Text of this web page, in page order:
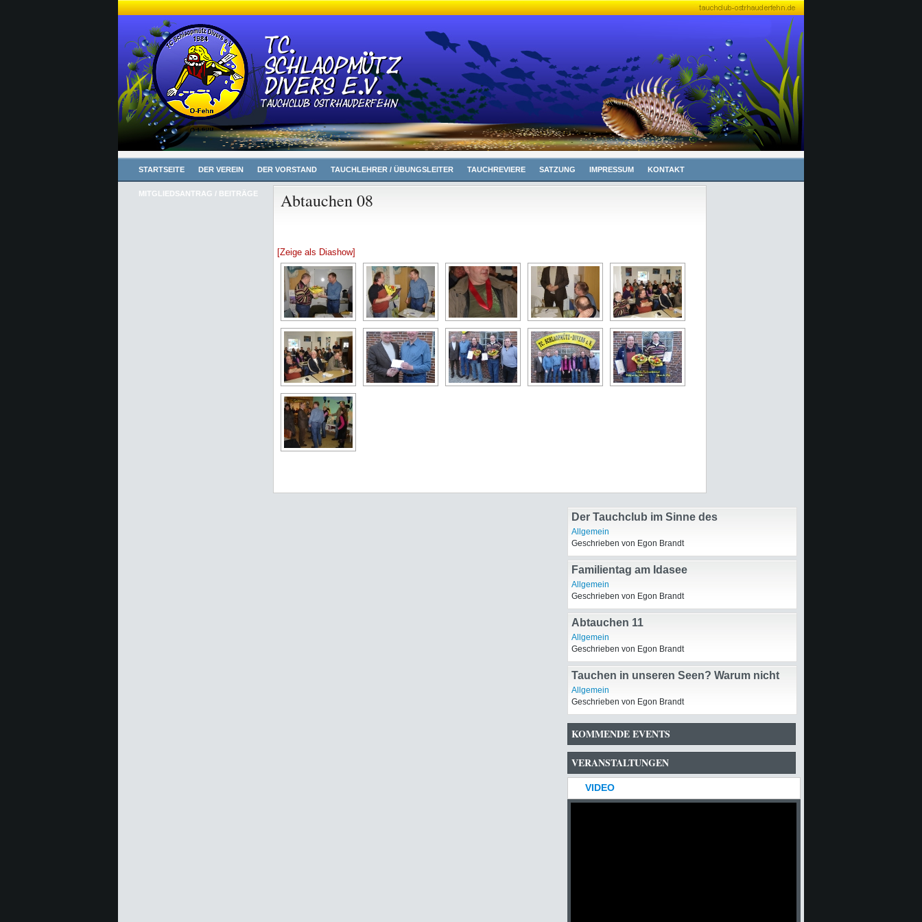
STARTSEITE DER VEREIN DER VORSTAND TAUCHLEHRER / ÜBUNGSLEITER TAUCHREVIERE SATZUNG IMPRESSUM KONTAKT
MITGLIEDSANTRAG / BEITRÄGE Abtauchen 08
[Zeige als Diashow]
Der Tauchclub im Sinne des
Umweltschutzes unterwegs
Allgemein
Geschrieben von Egon Brandt
Familientag am Idasee
Allgemein
Geschrieben von Egon Brandt
Abtauchen 11
Allgemein
Geschrieben von Egon Brandt
Tauchen in unseren Seen? Warum nicht
Allgemein
Geschrieben von Egon Brandt
KOMMENDE EVENTS
VERANSTALTUNGEN
VIDEO